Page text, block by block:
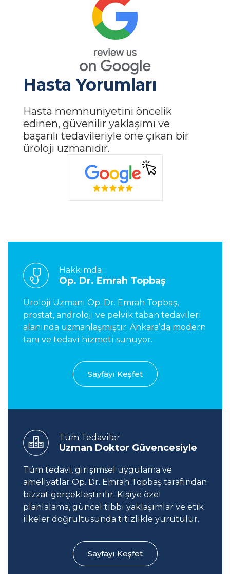
Hasta Yorumları
Hasta memnuniyetini öncelik
edinen, güvenilir yaklaşımı ve
başarılı tedavileriyle öne çıkan bir
üroloji uzmanıdır.
Hakkımda
Op. Dr. Emrah Topbaş
Üroloji Uzmanı Op. Dr. Emrah Topbaş,
prostat, androloji ve pelvik taban tedavileri
alanında uzmanlaşmıştır. Ankara’da modern
tanı ve tedavi hizmeti sunuyor.
Sayfayı Keşfet
Tüm Tedaviler
Uzman Doktor Güvencesiyle
Tüm tedavi, girişimsel uygulama ve
ameliyatlar Op. Dr. Emrah Topbaş tarafından
bizzat gerçekleştirilir. Kişiye özel
planlalama, güncel tıbbi yaklaşımlar ve etik
ilkeler doğrultusunda titizlikle yürütülür.
Sayfayı Keşfet